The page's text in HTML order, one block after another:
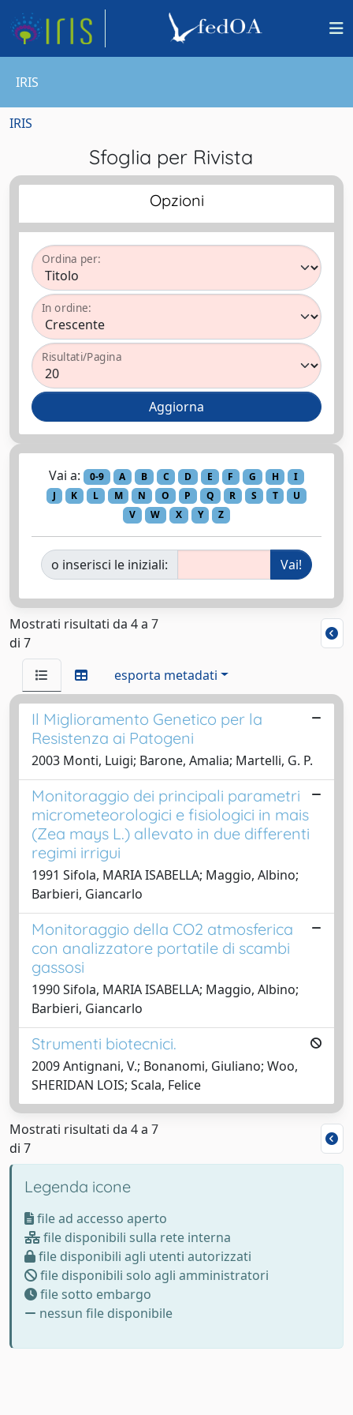
IRIS
IRIS
Sfoglia per Rivista
Opzioni
Ordina per:
In ordine:
Risultati/Pagina
Vai a: 0-9 A B C D E F G H
I
J
K L M N O P Q R S T
U
V
W X Y Z
o inserisci le iniziali:
Mostrati risultati da 4 a 7
di 7
esporta metadati
Il Miglioramento Genetico per la
Resistenza ai Patogeni
2003 Monti, Luigi; Barone, Amalia; Martelli, G. P.
Monitoraggio dei principali parametri
micrometeorologici e fisiologici in mais
(Zea mays L.) allevato in due differenti
regimi irrigui
1991 Sifola, MARIA ISABELLA; Maggio, Albino;
Barbieri, Giancarlo
Monitoraggio della CO2 atmosferica
con analizzatore portatile di scambi
gassosi
1990 Sifola, MARIA ISABELLA; Maggio, Albino;
Barbieri, Giancarlo
Strumenti biotecnici.
2009 Antignani, V.; Bonanomi, Giuliano; Woo,
SHERIDAN LOIS; Scala, Felice
Mostrati risultati da 4 a 7
di 7
Legenda icone
file ad accesso aperto
file disponibili sulla rete interna
file disponibili agli utenti autorizzati
file disponibili solo agli amministratori
file sotto embargo
nessun file disponibile